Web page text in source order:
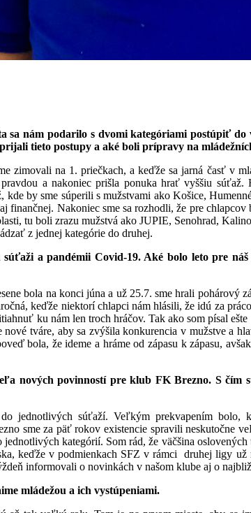
sa nám podarilo s dvomi kategóriami postúpiť
tieto postupy a aké boli prípravy na
zimovali na 1. priečkach, a keďže sa jarná časť v
a nakoniec prišla ponuka hrať vyššiu súťaž.
by sme súperili s mužstvami ako Košice,
finančnej. Nakoniec sme sa rozhodli, že pre
tu boli zrazu mužstvá ako JUPIE, Senohrad,
z jednej kategórie do druhej.
a pandémii Covid-19. Aké bolo leto pre
bola na konci júna a už 25.7. sme hrali pohárový
keďže niektorí chlapci nám hlásili, že idú za
ku nám len troch hráčov. Tak ako som písal
tváre, aby sa zvýšila konkurencia v mužstve a
bola, že ideme a hráme od zápasu k zápasu,
nových povinností pre klub FK Brezno. S čím
jednotlivých súťaží. Veľkým prekvapením bolo,
sme za päť rokov existencie spravili neskutočne
kategórií. Som rád, že väčšina
keďže v podmienkach SFZ v rámci druhej ligy už
informovali o novinkách v našom klube aj o
mládežou a ich vystúpeniami.